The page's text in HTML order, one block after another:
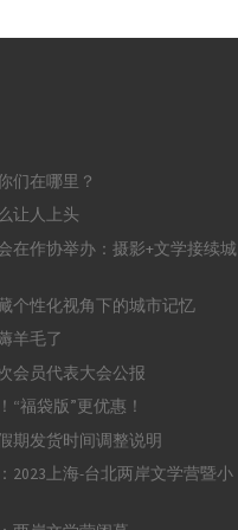
们在哪里？
让人上头
在作协举办：摄影+文学接续城
个性化视角下的城市记忆
羊毛了
会员代表大会公报
“福袋版”更优惠！
期发货时间调整说明
2023上海-台北两岸文学营暨小